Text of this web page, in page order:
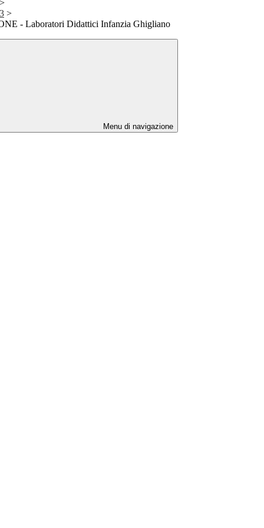
>
>
- Laboratori Didattici Infanzia Ghigliano
Menu di navigazione